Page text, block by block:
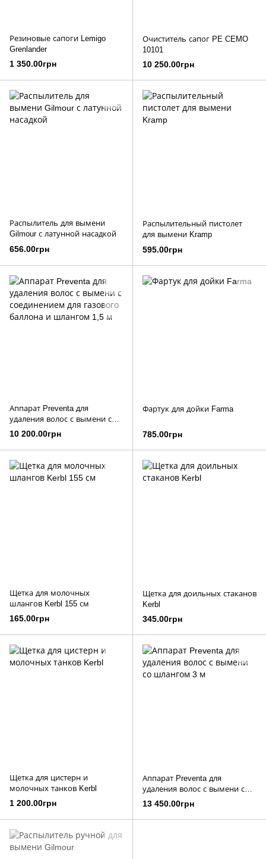
Резиновые сапоги Lemigo
Grenlander
1 350.00грн
Очиститель сапог PE CEMO
10101
10 250.00грн
Распылитель для вымени
Gilmour с латунной насадкой
656.00грн
Распылительный пистолет
для вымени Kramp
595.00грн
Аппарат Preventa для
удаления волос с вымени с
соединением для газового
баллона и шлангом 1,5 м
10 200.00грн
Фартук для дойки Farma
785.00грн
Щетка для молочных
шлангов Kerbl 155 см
165.00грн
Щетка для доильных стаканов
Kerbl
345.00грн
Щетка для цистерн и
молочных танков Kerbl
1 200.00грн
Аппарат Preventa для
удаления волос с вымени со
шлангом 3 м
13 450.00грн